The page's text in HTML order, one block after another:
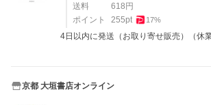
送料
618円
ポイント
255pt 17%
4日以内に発送（お取り寄せ販売）（休
京都 大垣書店オンライン